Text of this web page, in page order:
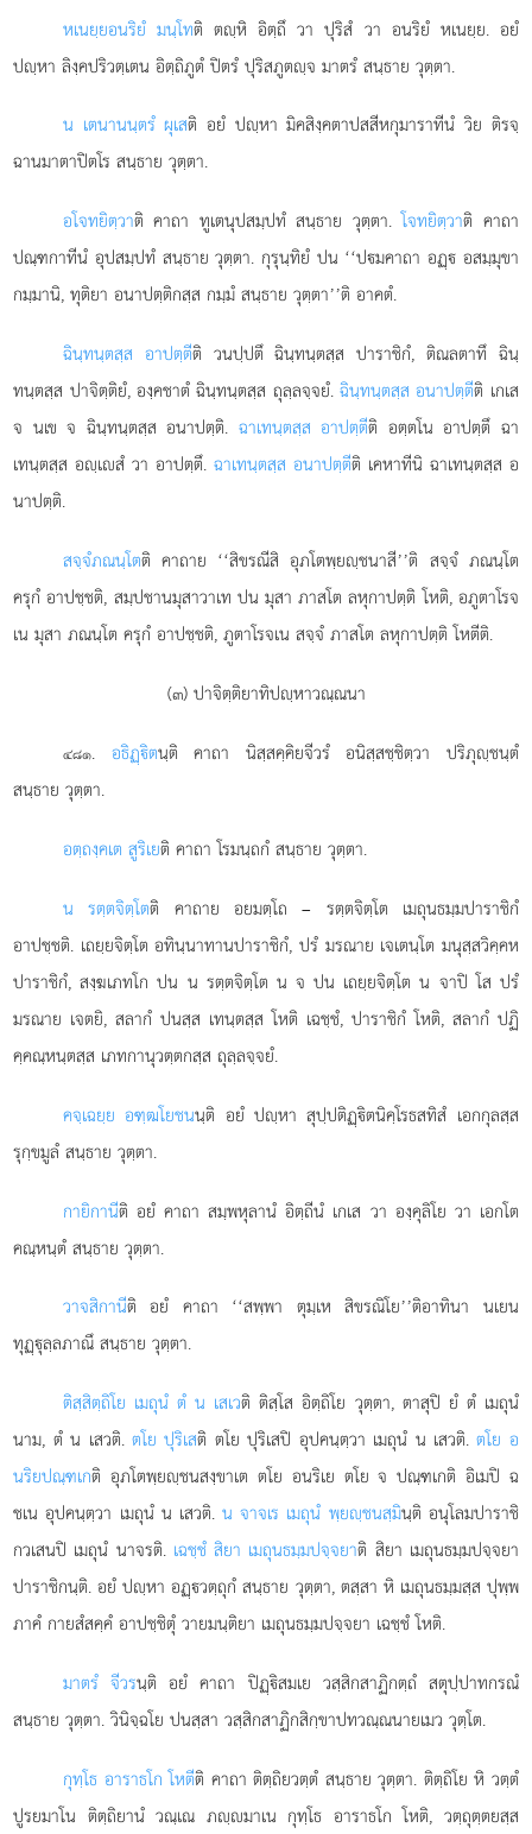
หเนยฺยอนริยํ มนฺโทติ ตฺหิ อิตฺถึ วา ปุริสํ วา อนริยํ หเนยฺย. อยํ
ปฺหา ลิงฺคปริวตฺเตน อิตฺถิภูตํ ปิตรํ ปุริสภูตฺจ มาตรํ สนฺธาย วุตฺตา.
น เตนานนฺตรํ ผุเสติ อยํ ปฺหา มิคสิงฺคตาปสสีหกุมาราทีนํ วิย ติรจฺ
ฉานมาตาปิตโร สนฺธาย วุตฺตา.
อโจทยิตฺวาติ คาถา ทูเตนุปสมฺปทํ สนฺธาย วุตฺตา.โจทยิตฺวาติ คาถา
ปณฺฑกาทีนํ อุปสมฺปทํ สนฺธาย วุตฺตา. กุรุนฺทิยํ ปน ‘‘ปมคาถา อฏฺ อสมฺมุขา
กมฺมานิ, ทุติยา อนาปตฺติกสฺส กมฺมํ สนฺธาย วุตฺตา’’ติ อาคตํ.
ฉินฺทนฺตสฺส อาปตฺตีติ วนปฺปตึ ฉินฺทนฺตสฺส ปาราชิกํ, ติณลตาทึ ฉินฺ
ทนฺตสฺส ปาจิตฺติยํ, องฺคชาตํ ฉินฺทนฺตสฺส ถุลฺลจฺจยํ.ฉินฺทนฺตสฺส อนาปตฺตีติ เกเส
จ นเข จ ฉินฺทนฺตสฺส อนาปตฺติ. ฉาเทนฺตสฺส อาปตฺตีติ อตฺตโน อาปตฺตึ ฉา
เทนฺตสฺส อฺเสํ วา อาปตฺตึ. ฉาเทนฺตสฺส อนาปตฺตีติ เคหาทีนิ ฉาเทนฺตสฺส อ
นาปตฺติ.
สจฺจํภณนฺโตติ คาถาย ‘‘สิขรณีสิ อุภโตพฺยฺชนาสี’’ติ สจฺจํ ภณนฺโต
ครุกํ อาปชฺชติ, สมฺปชานมุสาวาเท ปน มุสา ภาสโต ลหุกาปตฺติ โหติ, อภูตาโรจ
เน มุสา ภณนฺโต ครุกํ อาปชฺชติ, ภูตาโรจเน สจฺจํ ภาสโต ลหุกาปตฺติ โหตีติ.
(๓) ปาจิตฺติยาทิปฺหาวณฺณนา
๔๘๑. อธิฏฺิตนฺติ คาถา นิสฺสคฺคิยจีวรํ อนิสฺสชฺชิตฺวา ปริภุฺชนฺตํ
สนฺธาย วุตฺตา.
อตฺถงฺคเต สูริเยติ คาถา โรมนฺถกํ สนฺธาย วุตฺตา.
น รตฺตจิตฺโตติ คาถาย อยมตฺโถ – รตฺตจิตฺโต เมถุนธมฺมปาราชิกํ
อาปชฺชติ. เถยฺยจิตฺโต อทินฺนาทานปาราชิกํ, ปรํ มรณาย เจเตนฺโต มนุสฺสวิคฺคห
ปาราชิกํ, สงฺฆเภทโก ปน น รตฺตจิตฺโต น จ ปน เถยฺยจิตฺโต น จาปิ โส ปรํ
มรณาย เจตยิ, สลากํ ปนสฺส เทนฺตสฺส โหติ เฉชฺชํ, ปาราชิกํ โหติ, สลากํ ปฏิ
คฺคณฺหนฺตสฺส เภทกานุวตฺตกสฺส ถุลฺลจฺจยํ.
คจฺเฉยฺย อฑฺฒโยชนนฺติ อยํ ปฺหา สุปฺปติฏฺิตนิคฺโรธสทิสํ เอกกุลสฺส
รุกฺขมูลํ สนฺธาย วุตฺตา.
กายิกานีติ อยํ คาถา สมฺพหุลานํ อิตฺถีนํ เกเส วา องฺคุลิโย วา เอกโต
คณฺหนฺตํ สนฺธาย วุตฺตา.
วาจสิกานีติ อยํ คาถา ‘‘สพฺพา ตุมฺเห สิขรณิโย’’ติอาทินา นเยน
ทุฏฺุลฺลภาณึ สนฺธาย วุตฺตา.
ติสฺสิตฺถิโย เมถุนํ ตํ น เสเวติ ติสฺโส อิตฺถิโย วุตฺตา, ตาสุปิ ยํ ตํ เมถุนํ
นาม, ตํ น เสวติ. ตโย ปุริเสติ ตโย ปุริเสปิ อุปคนฺตฺวา เมถุนํ น เสวติ.ตโย อ
นริยปณฺฑเกติ อุภโตพฺยฺชนสงฺขาเต ตโย อนริเย ตโย จ ปณฺฑเกติ อิเมปิ ฉ
ชเน อุปคนฺตฺวา เมถุนํ น เสวติ.น จาจเร เมถุนํ พฺยฺชนสฺมินฺติ อนุโลมปาราชิ
กวเสนปิ เมถุนํ นาจรติ. เฉชฺชํ สิยา เมถุนธมฺมปจฺจยาติ สิยา เมถุนธมฺมปจฺจยา
ปาราชิกนฺติ. อยํ ปฺหา อฏฺวตฺถุกํ สนฺธาย วุตฺตา, ตสฺสา หิ เมถุนธมฺมสฺส ปุพฺพ
ภาคํ กายสํสคฺคํ อาปชฺชิตุํ วายมนฺติยา เมถุนธมฺมปจฺจยา เฉชฺชํ โหติ.
มาตรํ จีวรนฺติ อยํ คาถา ปิฏฺิสมเย วสฺสิกสาฏิกตฺถํ สตุปฺปาทกรณํ
สนฺธาย วุตฺตา. วินิจฺฉโย ปนสฺสา วสฺสิกสาฏิกสิกฺขาปทวณฺณนายเมว วุตฺโต.
กุทฺโธ อาราธโก โหตีติ คาถา ติตฺถิยวตฺตํ สนฺธาย วุตฺตา. ติตฺถิโย หิ วตฺตํ
ปูรยมาโน ติตฺถิยานํ วณฺเณ ภฺมาเน กุทฺโธ อาราธโก โหติ, วตฺถุตฺตยสฺส